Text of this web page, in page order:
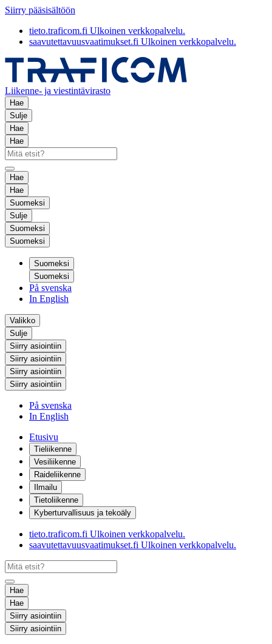
Siirry pääsisältöön
tieto.traficom.fi Ulkoinen verkkopalvelu.
saavutettavuusvaatimukset.fi Ulkoinen verkkopalvelu.
Liikenne- ja viestintävirasto
Hae
Sulje
Hae
Hae
Hae
Hae
Suomeksi
Sulje
Suomeksi
Suomeksi
Suomeksi
Suomeksi
På svenska
In English
Valikko
Sulje
Siirry asiointiin
Siirry asiointiin
Siirry asiointiin
Siirry asiointiin
På svenska
In English
Etusivu
Tieliikenne
Vesiliikenne
Raideliikenne
Ilmailu
Tietoliikenne
Kyberturvallisuus ja tekoäly
tieto.traficom.fi Ulkoinen verkkopalvelu.
saavutettavuusvaatimukset.fi Ulkoinen verkkopalvelu.
Hae
Hae
Siirry asiointiin
Siirry asiointiin